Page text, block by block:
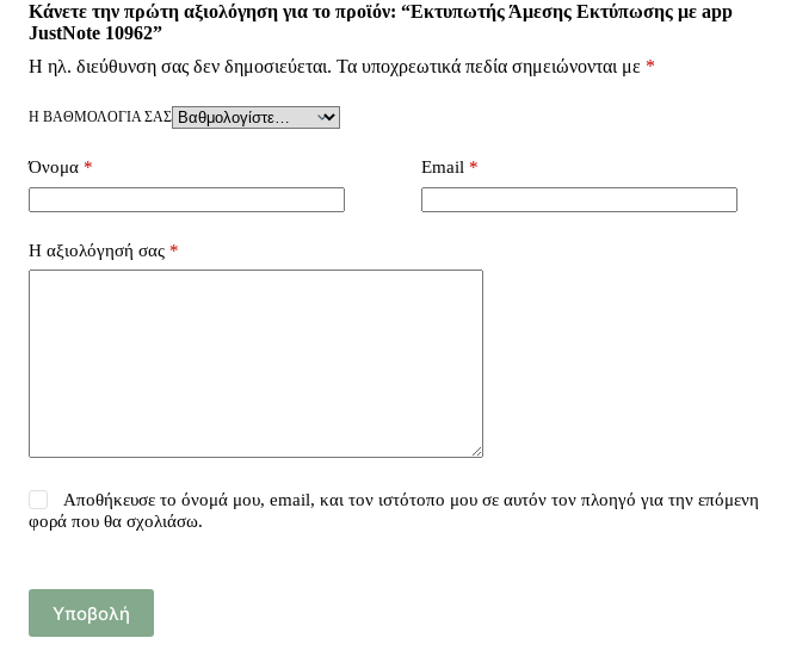
Κάνετε την πρώτη αξιολόγηση για το προϊόν: “Εκτυπωτής Άμεσης Εκτύπωσης με app
JustNote 10962”
Η ηλ. διεύθυνση σας δεν δημοσιεύεται. Τα υποχρεωτικά πεδία σημειώνονται με *
Η ΒΑΘΜΟΛΟΓΊΑ ΣΑΣ
Όνομα* Email *
Η αξιολόγησή σας *
Αποθήκευσε το όνομά μου, email, και τον ιστότοπο μου σε αυτόν τον πλοηγό για την επόμενη
φορά που θα σχολιάσω.
Υποβολή